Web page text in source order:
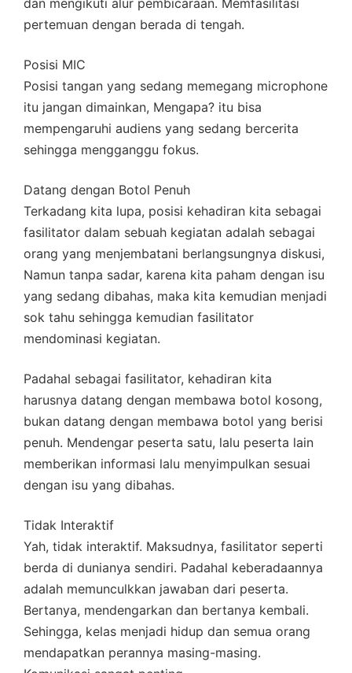
pertemuan dengan berada di tengah.
Posisi MIC
Posisi tangan yang sedang memegang microphone
itu jangan dimainkan, Mengapa? itu bisa
mempengaruhi audiens yang sedang bercerita
sehingga mengganggu fokus.
Datang dengan Botol Penuh
Terkadang kita lupa, posisi kehadiran kita sebagai
fasilitator dalam sebuah kegiatan adalah sebagai
orang yang menjembatani berlangsungnya diskusi,
Namun tanpa sadar, karena kita paham dengan isu
yang sedang dibahas, maka kita kemudian menjadi
sok tahu sehingga kemudian fasilitator
mendominasi kegiatan.
Padahal sebagai fasilitator, kehadiran kita
harusnya datang dengan membawa botol kosong,
bukan datang dengan membawa botol yang berisi
penuh. Mendengar peserta satu, lalu peserta lain
memberikan informasi lalu menyimpulkan sesuai
dengan isu yang dibahas.
Tidak Interaktif
Yah, tidak interaktif. Maksudnya, fasilitator seperti
berda di dunianya sendiri. Padahal keberadaannya
adalah memunculkkan jawaban dari peserta.
Bertanya, mendengarkan dan bertanya kembali.
Sehingga, kelas menjadi hidup dan semua orang
mendapatkan perannya masing-masing.